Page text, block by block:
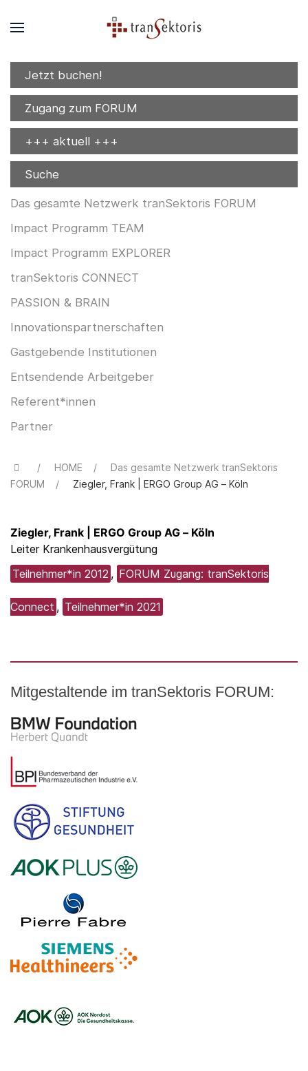
Jetzt buchen!
Zugang zum FORUM
+++ aktuell +++
Suche
Das gesamte Netzwerk tranSektoris FORUM
Impact Programm TEAM
Impact Programm EXPLORER
tranSektoris CONNECT
PASSION & BRAIN
Innovationspartnerschaften
Gastgebende Institutionen
Entsendende Arbeitgeber
Referent*innen
Partner
HOME
Das gesamte Netzwerk tranSektoris
FORUM
Ziegler, Frank | ERGO Group AG – Köln
Ziegler, Frank | ERGO Group AG – Köln
Leiter Krankenhausvergütung
Teilnehmer*in 2012 , FORUM Zugang: tranSektoris
Connect , Teilnehmer*in 2021
Mitgestaltende im tranSektoris FORUM:
Logo – BMW Foundation Herbert Quandt
Logo – BDI Bundesverband der Pharmazeutischen
Logo – Stiftung Gesundheit
Logo – AOK PLUS
Logo – Pierre Fabre Pharma
Logo – Siemens Healthineers
Logo – AOK NORDOEST